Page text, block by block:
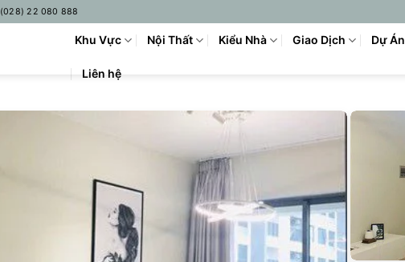
(028) 22 080 888
Khu Vực Nội Thất Kiểu Nhà Giao Dịch Dự Án
Liên hệ